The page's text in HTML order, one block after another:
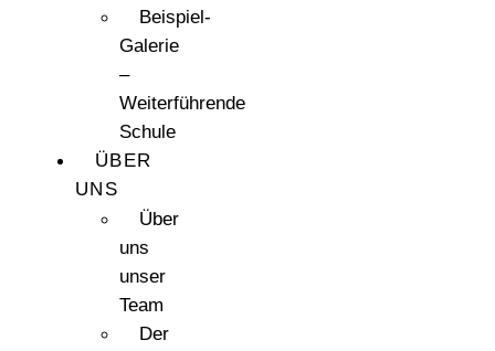
Beispiel-
Galerie
–
Weiterführende
Schule
ÜBER
UNS
Über
uns
unser
Team
Der